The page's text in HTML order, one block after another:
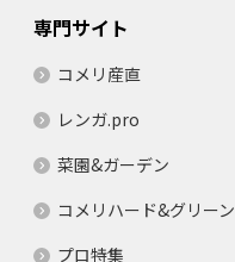
専門サイト
コメリ産直
レンガ.pro
菜園&ガーデン
コメリハード&グリーン
プロ特集